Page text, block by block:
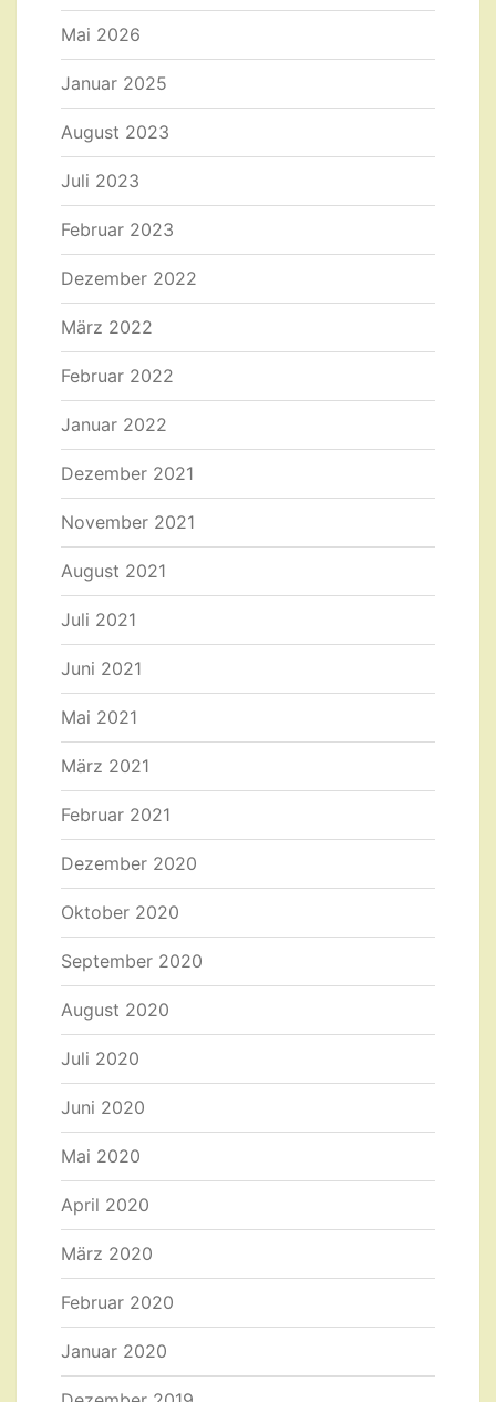
Mai 2026
Januar 2025
August 2023
Juli 2023
Februar 2023
Dezember 2022
März 2022
Februar 2022
Januar 2022
Dezember 2021
November 2021
August 2021
Juli 2021
Juni 2021
Mai 2021
März 2021
Februar 2021
Dezember 2020
Oktober 2020
September 2020
August 2020
Juli 2020
Juni 2020
Mai 2020
April 2020
März 2020
Februar 2020
Januar 2020